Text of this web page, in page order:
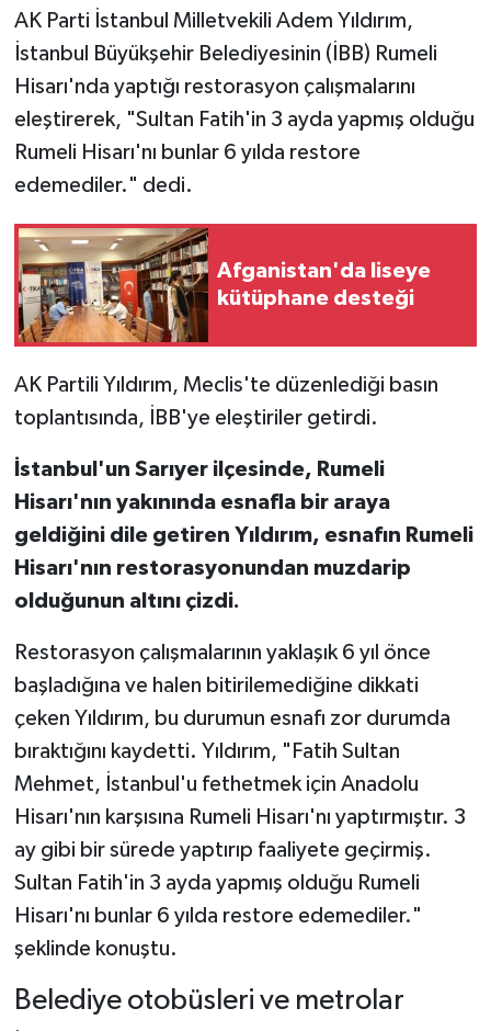
AK Parti İstanbul Milletvekili Adem Yıldırım,
İstanbul Büyükşehir Belediyesinin (İBB) Rumeli
Hisarı'nda yaptığı restorasyon çalışmalarını
eleştirerek, "Sultan Fatih'in 3 ayda yapmış olduğu
Rumeli Hisarı'nı bunlar 6 yılda restore
edemediler." dedi.
Afganistan'da liseye
kütüphane desteği
AK Partili Yıldırım, Meclis'te düzenlediği basın
toplantısında, İBB'ye eleştiriler getirdi.
İstanbul'un Sarıyer ilçesinde, Rumeli
Hisarı'nın yakınında esnafla bir araya
geldiğini dile getiren Yıldırım, esnafın Rumeli
Hisarı'nın restorasyonundan muzdarip
olduğunun altını çizdi.
Restorasyon çalışmalarının yaklaşık 6 yıl önce
başladığına ve halen bitirilemediğine dikkati
çeken Yıldırım, bu durumun esnafı zor durumda
bıraktığını kaydetti. Yıldırım, "Fatih Sultan
Mehmet, İstanbul'u fethetmek için Anadolu
Hisarı'nın karşısına Rumeli Hisarı'nı yaptırmıştır. 3
ay gibi bir sürede yaptırıp faaliyete geçirmiş.
Sultan Fatih'in 3 ayda yapmış olduğu Rumeli
Hisarı'nı bunlar 6 yılda restore edemediler."
şeklinde konuştu.
Belediye otobüsleri ve metrolar